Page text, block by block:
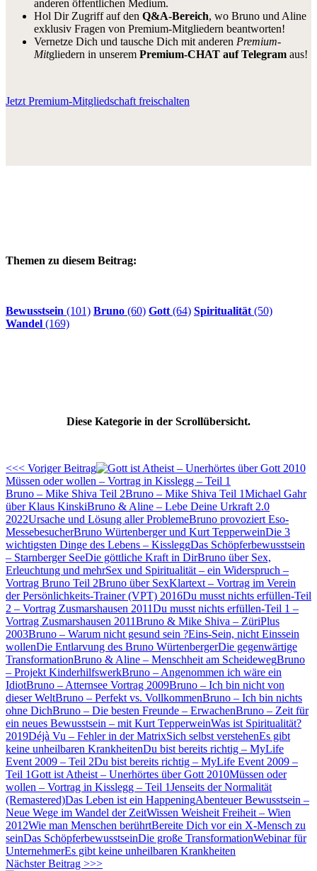
anderen öffentlichen Medium.
Hol Dir Zugriff auf den Q&A-Bereich, wo Bruno und Aline
exklusiv Fragen von Premium-Mitgliedern beantworten!
Vernetze Dich und tausche Dich mit anderen Premium-
Mitgliedern in unserem Premium-CHAT auf Telegram aus!
Jetzt Premium-Mitgliedschaft freischalten
Themen zu diesem Beitrag:
Bewusstsein (101) Bruno (60) Gott (64) Spiritualität (50)
Wandel (169)
Diese Kategorie in der Scrollübersicht.
<<< Voriger Beitrag
Müssen oder wollen – Vortrag in Kisslegg – Teil 1
Bruno – Mike Shiva Teil 2Bruno – Mike Shiva Teil 1Michael Gahr
über Klaus KinskiBruno & Aline – Lebe Deine Urkraft 2.0
2022Ursache und Lösung aller ProblemeBruno provoziert Eso-
MessebesucherBruno Würtenberger und Kurt TepperweinDie 3
wichtigsten Dinge des Lebens – KissleggDas Schöpferbewusstsein
– Starnberger SeeDie göttliche Kraft in DirBruno über Sex,
Erleuchtung und mehrSex und Spiritualität – ein Widerspruch –
Vortrag Bruno Teil 2Bruno über SexKlartext – Vortrag im Verein
der Persönlichkeits-Trainer (VPT) 2016Du musst nichts erfüllen-Teil
2 – Vortrag Zusmarshausen 2011Du musst nichts erfüllen-Teil 1 –
Vortrag Zusmarshausen 2011Bruno & Mike Shiva – ZüriPlus
2003Bruno – Warum nicht gesund sein ?Eins-Sein, nicht Einssein
wollenDie Entlarvung des Bruno WürtenbergerDie gegenwärtige
TransformationBruno & Aline – Menschheit am ScheidewegBruno
– Projekt KinderhilfswerkBruno – Angenommen ich wäre ein
IdiotBruno – Atternsee Vortrag 2009Bruno – Ich bin nicht von
dieser WeltBruno – Perfekt vs. VollkommenBruno – Ich bin nichts
ohne DichBruno – Die besten Freunde – ErwachenBruno – Zeit für
ein neues Bewusstsein – mit Kurt TepperweinWas ist Spiritualität?
2019Déjà Vu – Fehler in der MatrixSich selbst verstehenEs gibt
keine unheilbaren KrankheitenDu bist bereits richtig – MyLife
Event 2009 – Teil 2Du bist bereits richtig – MyLife Event 2009 –
Teil 1Gott ist Atheist – Unerhörtes über Gott 2010Müssen oder
wollen – Vortrag in Kisslegg – Teil 1Jenseits der Normalität
(Remastered)Das Leben ist ein HappeningAbenteuer Bewusstsein –
Neue Wege im Wandel der ZeitWissen Weisheit Freiheit – Wien
2012Wie man Menschen berührtBereite Dich vor ein X-Mensch zu
seinDas SchöpferbewusstseinDie große TransformationWebinar für
UnternehmerEs gibt keine unheilbaren Krankheiten
Nächster Beitrag >>>